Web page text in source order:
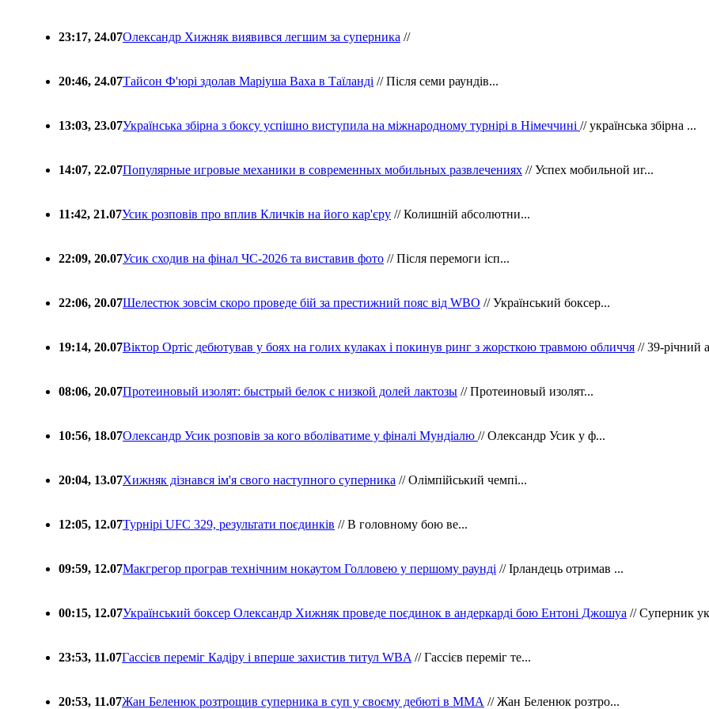
23:17, 24.07Олександр Хижняк виявився легшим за суперника //
20:46, 24.07Тайсон Ф'юрі здолав Маріуша Ваха в Таїланді // Після семи раундів...
13:03, 23.07Українська збірна з боксу успішно виступила на міжнародному турнірі в Німеччині // українська збірна ...
14:07, 22.07Популярные игровые механики в современных мобильных развлечениях // Успех мобильной иг...
11:42, 21.07Усик розповів про вплив Кличків на його кар'єру // Колишній абсолютни...
22:09, 20.07Усик сходив на фінал ЧС-2026 та виставив фото // Після перемоги ісп...
22:06, 20.07Шелестюк зовсім скоро проведе бій за престижний пояс від WBO // Український боксер...
19:14, 20.07Віктор Ортіс дебютував у боях на голих кулаках і покинув ринг з жорсткою травмою обличчя // 39-річний
08:06, 20.07Протеиновый изолят: быстрый белок с низкой долей лактозы // Протеиновый изолят...
10:56, 18.07Олександр Усик розповів за кого вболіватиме у фіналі Мундіалю // Олександр Усик у ф...
20:04, 13.07Хижняк дізнався ім'я свого наступного суперника // Олімпійський чемпі...
12:05, 12.07Турнірі UFC 329, результати поєдинків // В головному бою ве...
09:59, 12.07Макгрегор програв технічним нокаутом Голловею у першому раунді // Ірландець отримав ...
00:15, 12.07Український боксер Олександр Хижняк проведе поєдинок в андеркарді бою Ентоні Джошуа // Суперник
23:53, 11.07Гассієв переміг Кадіру і вперше захистив титул WBA // Гассієв переміг те...
20:53, 11.07Жан Беленюк розтрощив суперника в суп у своєму дебюті в ММА // Жан Беленюк розтро...